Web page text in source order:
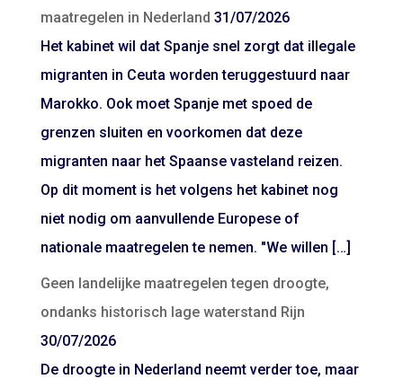
maatregelen in Nederland 31/07/2026
Het kabinet wil dat Spanje snel zorgt dat illegale
migranten in Ceuta worden teruggestuurd naar
Marokko. Ook moet Spanje met spoed de
grenzen sluiten en voorkomen dat deze
migranten naar het Spaanse vasteland reizen.
Op dit moment is het volgens het kabinet nog
niet nodig om aanvullende Europese of
nationale maatregelen te nemen. "We willen […]
Geen landelijke maatregelen tegen droogte,
ondanks historisch lage waterstand Rijn
30/07/2026
De droogte in Nederland neemt verder toe, maar